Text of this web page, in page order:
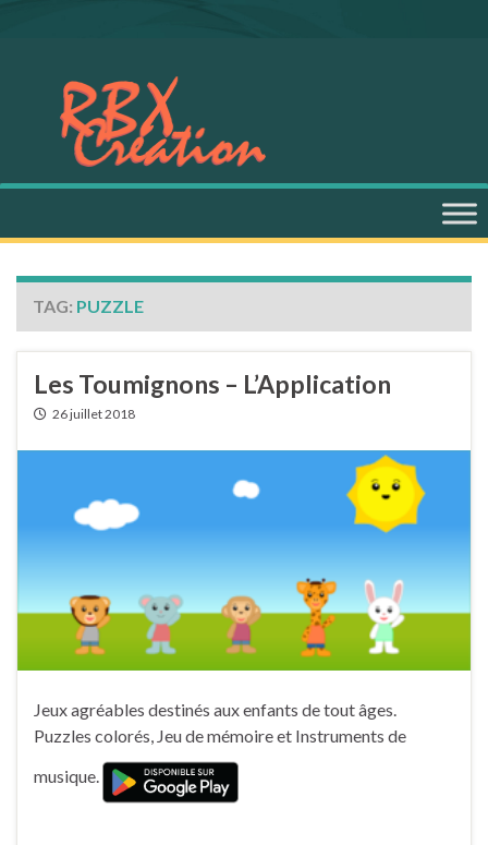
TAG: PUZZLE
Les Toumignons – L’Application
26 juillet 2018
Jeux agréables destinés aux enfants de tout âges.
Puzzles colorés, Jeu de mémoire et Instruments de
musique.